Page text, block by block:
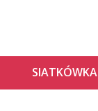
SIATKÓWKA